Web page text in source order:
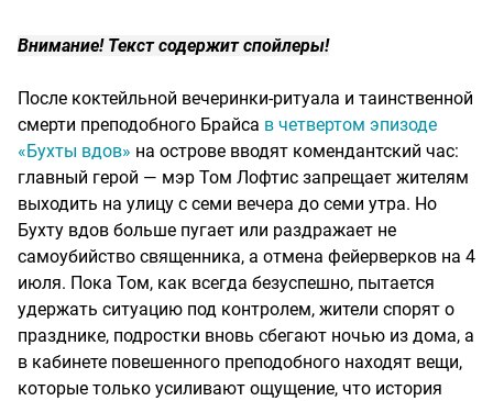
Внимание! Текст содержит спойлеры!
После коктейльной вечеринки-ритуала и таинственной
смерти преподобного Брайса в четвертом эпизоде
«Бухты вдов» на острове вводят комендантский час:
главный герой — мэр Том Лофтис запрещает жителям
выходить на улицу с семи вечера до семи утра. Но
Бухту вдов больше пугает или раздражает не
самоубийство священника, а отмена фейерверков на 4
июля. Пока Том, как всегда безуспешно, пытается
удержать ситуацию под контролем, жители спорят о
празднике, подростки вновь сбегают ночью из дома, а
в кабинете повешенного преподобного находят вещи,
которые только усиливают ощущение, что история